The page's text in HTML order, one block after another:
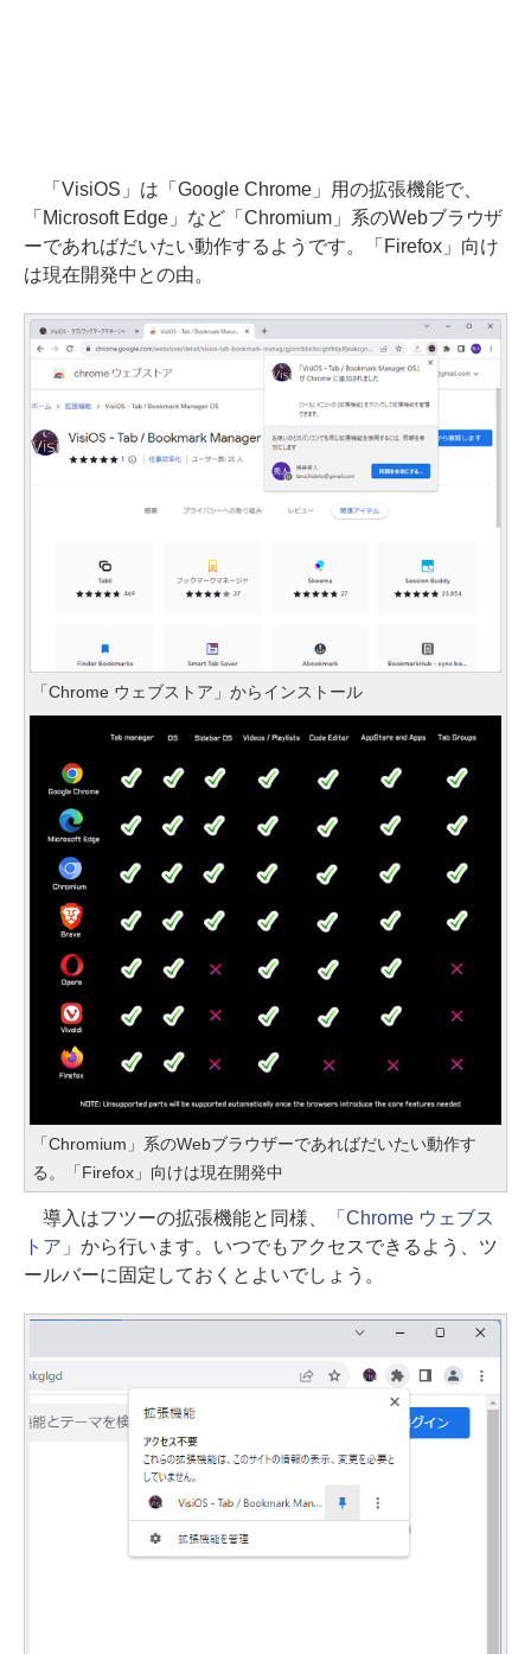
「VisiOS」は「Google Chrome」用の拡張機能で、
「Microsoft Edge」など「Chromium」系のWebブラウザ
ーであればだいたい動作するようです。「Firefox」向け
は現在開発中との由。
「Chrome ウェブストア」からインストール
「Chromium」系のWebブラウザーであればだいたい動作す
る。「Firefox」向けは現在開発中
導入はフツーの拡張機能と同様、
「Chrome ウェブス
トア」 から行います。いつでもアクセスできるよう、ツ
ールバーに固定しておくとよいでしょう。